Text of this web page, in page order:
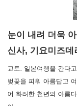
눈이 내려 더욱
신사, 기요미즈데
교토. 일본여행을 간다
벚꽃을 피워 아름답고
어 화려한 천년의 아름